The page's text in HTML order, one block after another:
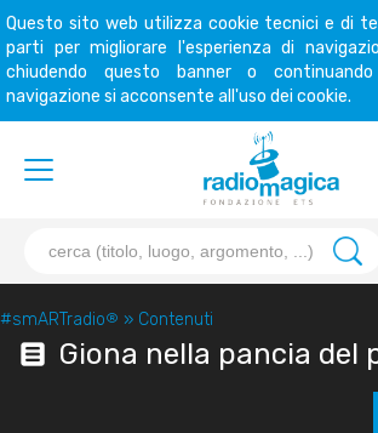
Questo sito web utilizza cookie tecnici e di
parti per migliorare l'esperienza di
chiudendo questo banner o
navigazione si acconsente all'uso dei cookie.
#smARTradio® » Contenuti
Giona nella pancia del